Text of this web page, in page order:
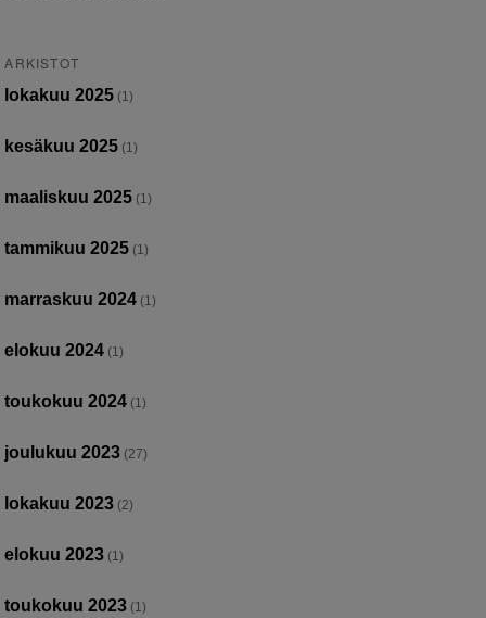
ARKISTOT
lokakuu 2025 (1)
kesäkuu 2025 (1)
maaliskuu 2025 (1)
tammikuu 2025 (1)
marraskuu 2024 (1)
elokuu 2024 (1)
toukokuu 2024 (1)
joulukuu 2023 (27)
lokakuu 2023 (2)
elokuu 2023 (1)
toukokuu 2023 (1)